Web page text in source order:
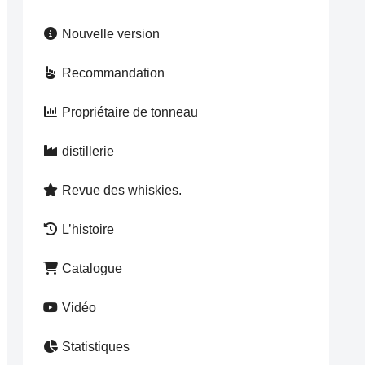
Nouvelle version
Recommandation
Propriétaire de tonneau
distillerie
Revue des whiskies.
L’histoire
Catalogue
Vidéo
Statistiques